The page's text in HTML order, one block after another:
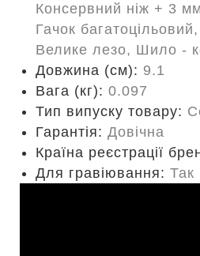
Консервний ніж + 3
Гачок
Велике лезо, Шило -
Довжина (cм): 9.1
Вага (кг): 0.097
Тип випуску товару:
Гарантія: Довічна
Країна реєстрації
Для гравіювання: Так